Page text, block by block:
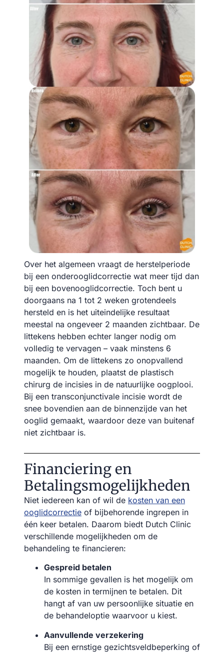
Over het algemeen vraagt de herstelperiode
bij een onderooglidcorrectie wat meer tijd dan
bij een bovenooglidcorrectie. Toch bent u
doorgaans na 1 tot 2 weken grotendeels
hersteld en is het uiteindelijke resultaat
meestal na ongeveer 2 maanden zichtbaar. De
littekens hebben echter langer nodig om
volledig te vervagen – vaak minstens 6
maanden. Om de littekens zo onopvallend
mogelijk te houden, plaatst de plastisch
chirurg de incisies in de natuurlijke oogplooi.
Bij een transconjunctivale incisie wordt de
snee bovendien aan de binnenzijde van het
ooglid gemaakt, waardoor deze van buitenaf
niet zichtbaar is.
Financiering en
Betalingsmogelijkheden
Niet iedereen kan of wil de kosten van een
ooglidcorrectie of bijbehorende ingrepen in
één keer betalen. Daarom biedt Dutch Clinic
verschillende mogelijkheden om de
behandeling te financieren:
Gespreid betalen
In sommige gevallen is het mogelijk om
de kosten in termijnen te betalen. Dit
hangt af van uw persoonlijke situatie en
de behandeloptie waarvoor u kiest.
Aanvullende verzekering
Bij een ernstige gezichtsveldbeperking of